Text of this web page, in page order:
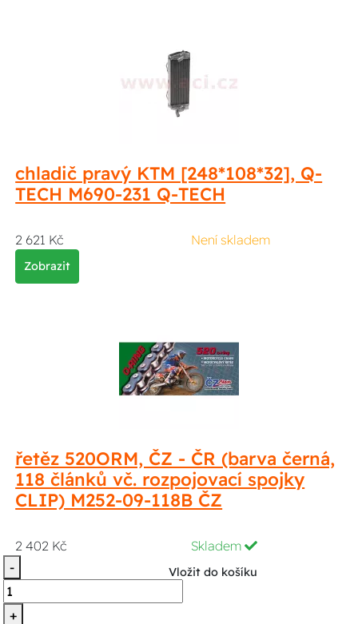
chladič pravý KTM [248*108*32], Q-
TECH M690-231 Q-TECH
2 621 Kč Není skladem
Zobrazit
řetěz 520ORM, ČZ - ČR (barva černá,
118 článků vč. rozpojovací spojky
CLIP) M252-09-118B ČZ
2 402 Kč
Skladem
-
+
Vložit do košíku